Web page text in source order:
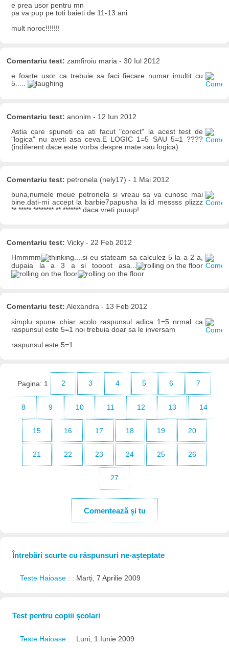
e prea usor pentru mn
pa va pup pe toti baieti de 11-13 ani
mult noroc!!!!!!!
Comentariu test: zamfiroiu maria - 30 Iul 2012
e foarte usor ca trebuie sa faci fiecare numar imultit cu
5.....
Comentariu test: anonim - 12 Iun 2012
Astia care spuneti ca ati facut "corect" la acest test de
"logica" nu aveti asa ceva.E LOGIC 1=5 SAU 5=1 ????
(indiferent dace este vorba despre mate sau logica)
Comentariu test: petronela (nely17) - 1 Mai 2012
buna,numele meue petronela si vreau sa va cunosc mai
bine.dati-mi accept la barbie7papusha la id messss plizzz
** ***** ******** ** ******* daca vreti puuup!
Comentariu test: Vicky - 22 Feb 2012
Hmmmm
....si eu stateam sa calculez 5 la a 2 a,
dupaia la a 3 a si toooot asa...
Comentariu test: Alexandra - 13 Feb 2012
simplu spune chiar acolo raspunsul adica 1=5 nrmal ca
raspunsul este 5=1 noi trebuia doar sa le inversam
raspunsul este 5=1
Pagina: 1 2 3 4 5 6 7
8 9 10 11 12 13 14
15 16 17 18 19 20
21 22 23 24 25 26
27
Comentează și tu
Întrebări scurte cu răspunsuri ne-așteptate
Teste Haioase : : Marți, 7 Aprilie 2009
Test pentru copiii școlari
Teste Haioase : : Luni, 1 Iunie 2009